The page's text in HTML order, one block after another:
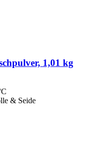
1,01 kg
& Seide